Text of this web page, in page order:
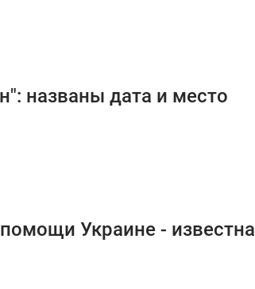
названы дата и место
Украине - известна